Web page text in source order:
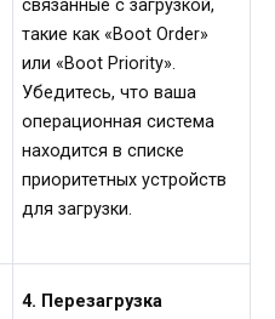
связанные с загрузкой,
такие как «Boot Order»
или «Boot Priority».
Убедитесь, что ваша
операционная система
находится в списке
приоритетных устройств
для загрузки.
4. Перезагрузка